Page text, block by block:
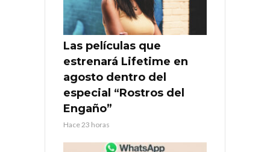
Las películas que
estrenará Lifetime en
agosto dentro del
especial “Rostros del
Engaño”
Hace 23 horas